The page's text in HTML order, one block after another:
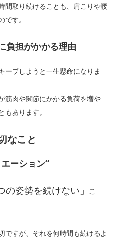
間取り続けることも、肩こりや腰
す。
負担がかかる理由
ープしようと一生懸命になりま
筋肉や関節にかかる負荷を増や
もあります。
なこと
ーション”
の姿勢を続けない」
こ
ですが、それを何時間も続けるよ